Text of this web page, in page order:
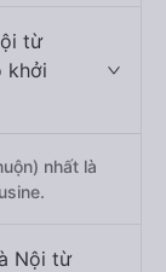
từ
khởi
nhất là
Nội từ